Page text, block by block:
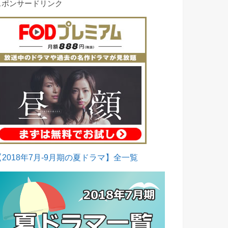
ポンサードリンク
2018年7月-9月期の夏ドラマ】全一覧